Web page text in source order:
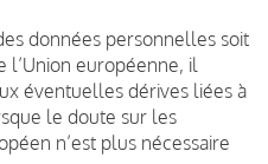
données personnelles soit
l’Union européenne, il
éventuelles dérives liées à
le doute sur les
n’est plus nécessaire